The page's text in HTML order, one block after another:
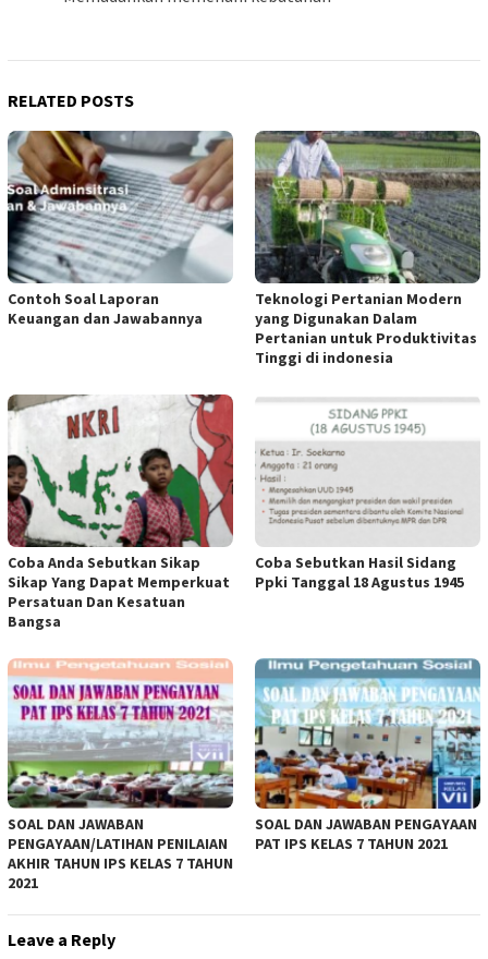
RELATED POSTS
Contoh Soal Laporan
Keuangan dan Jawabannya
Teknologi Pertanian Modern
yang Digunakan Dalam
Pertanian untuk Produktivitas
Tinggi di indonesia
Coba Anda Sebutkan Sikap
Sikap Yang Dapat Memperkuat
Persatuan Dan Kesatuan
Bangsa
Coba Sebutkan Hasil Sidang
Ppki Tanggal 18 Agustus 1945
SOAL DAN JAWABAN
PENGAYAAN/LATIHAN PENILAIAN
AKHIR TAHUN IPS KELAS 7 TAHUN
2021
SOAL DAN JAWABAN PENGAYAAN
PAT IPS KELAS 7 TAHUN 2021
Leave a Reply